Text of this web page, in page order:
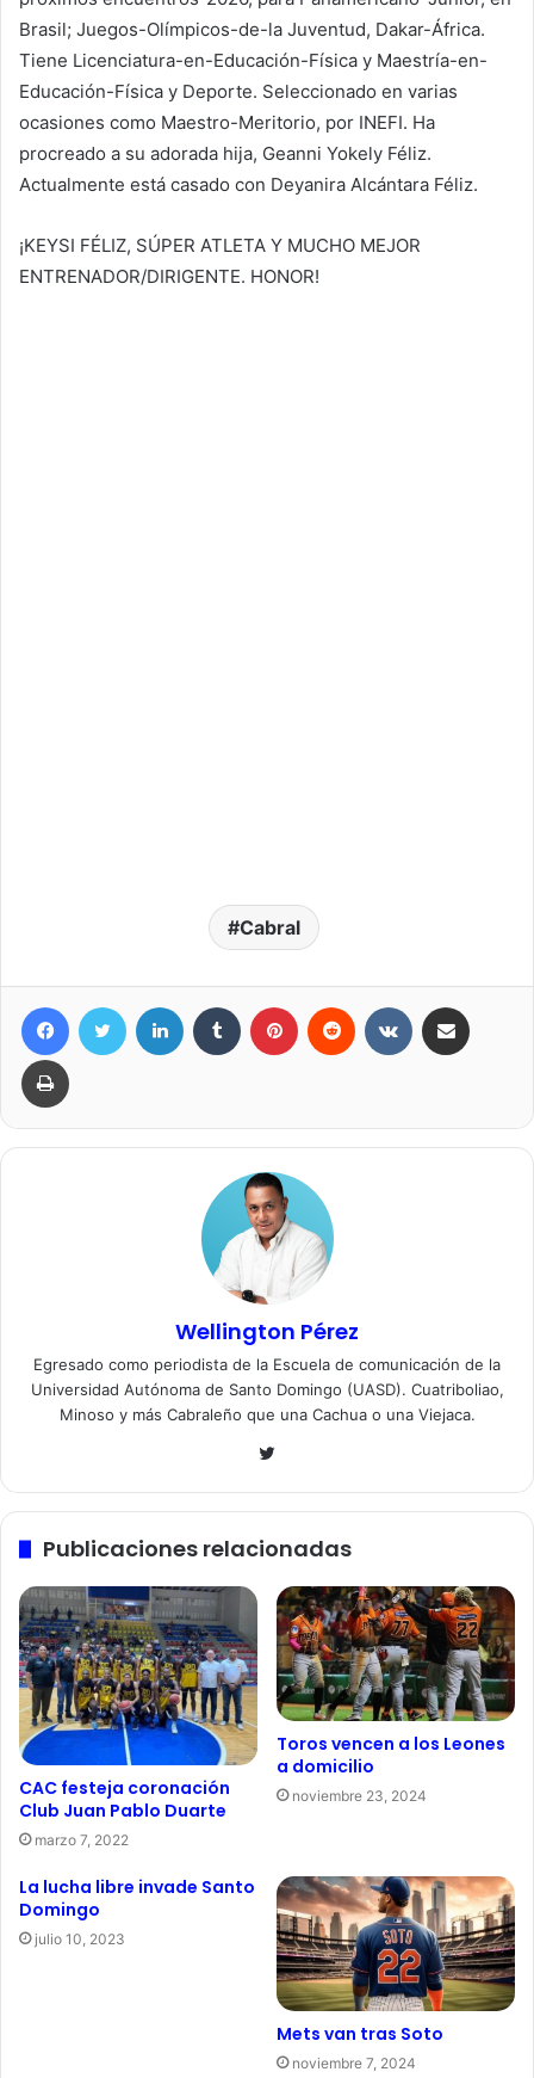
Brasil; Juegos-Olímpicos-de-la Juventud, Dakar-África.
Tiene Licenciatura-en-Educación-Física y Maestría-en-
Educación-Física y Deporte. Seleccionado en varias
ocasiones como Maestro-Meritorio, por INEFI. Ha
procreado a su adorada hija, Geanni Yokely Féliz.
Actualmente está casado con Deyanira Alcántara Féliz.
¡KEYSI FÉLIZ, SÚPER ATLETA Y MUCHO MEJOR
ENTRENADOR/DIRIGENTE. HONOR!
Cabral
FacebookTwitter LinkedIn Tumblr Pinterest Reddit VKontakte
Imprimir
Wellington Pérez
Egresado como periodista de la Escuela de comunicación de la
Universidad Autónoma de Santo Domingo (UASD). Cuatriboliao,
Minoso y más Cabraleño que una Cachua o una Viejaca.
Twitter
Publicaciones relacionadas
CAC festeja coronación
Club Juan Pablo Duarte
marzo 7, 2022
Toros vencen a los Leones
a domicilio
noviembre 23, 2024
La lucha libre invade Santo
Domingo
julio 10, 2023
Mets van tras Soto
noviembre 7, 2024